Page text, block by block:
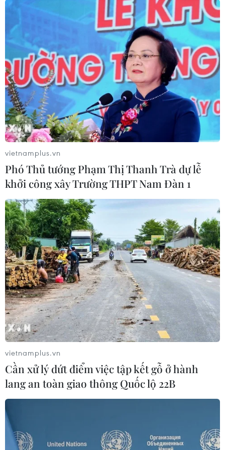
#COViD-19 #Pfizer-BioNTech
#vaccine
#tiêm vaccine
#phụ nữ mang thai Israel
Theo dõi VietnamPlus
TIN LIÊN QUAN
vietnamplus.vn
Phó Thủ tướng Phạm Thị Thanh Trà dự lễ
khởi công xây Trường THPT Nam Đàn 1
vietnamplus.vn
Cần xử lý dứt điểm việc tập kết gỗ ở hành
lang an toàn giao thông Quốc lộ 22B